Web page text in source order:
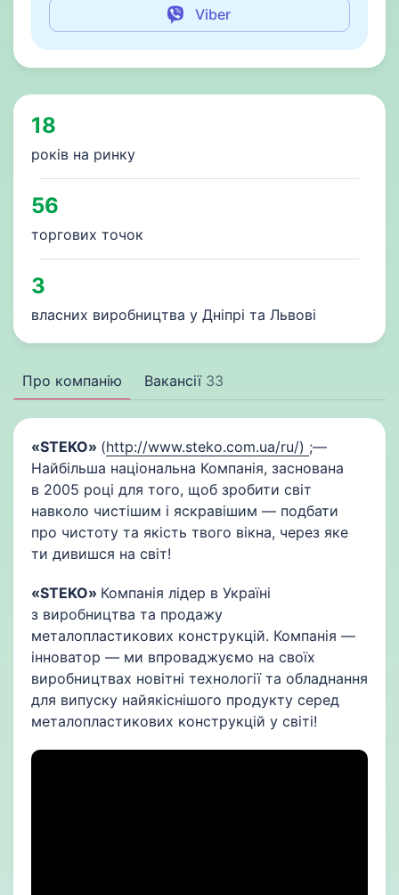
Viber
18
років на ринку
56
торгових точок
3
власних виробництва у Дніпрі та Львові
Про компанію Вакансії 33
«STEKO» (http://www.steko.com.ua/ru/) ;—
Найбільша національна Компанія, заснована
в 2005 році для того, щоб зробити світ
навколо чистішим і яскравішим — подбати
про чистоту та якість твого вікна, через яке
ти дивишся на світ!
«STEKO» Компанія лідер в Україні
з виробництва та продажу
металопластикових конструкцій. Компанія —
інноватор — ми впроваджуємо на своїх
виробництвах новітні технології та обладнання
для випуску найякіснішого продукту серед
металопластикових конструкцій у світі!